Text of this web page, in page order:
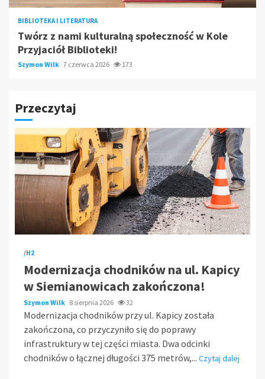
BIBLIOTEKA I LITERATURA
Twórz z nami kulturalną społeczność w Kole
Przyjaciół Biblioteki!
Szymon Wilk 7 czerwca 2026 173
Przeczytaj
/H2
Modernizacja chodników na ul. Kapicy
w Siemianowicach zakończona!
Szymon Wilk 8 sierpnia 2026 32
Modernizacja chodników przy ul. Kapicy została
zakończona, co przyczyniło się do poprawy
infrastruktury w tej części miasta. Dwa odcinki
chodników o łącznej długości 375 metrów,... Czytaj dalej